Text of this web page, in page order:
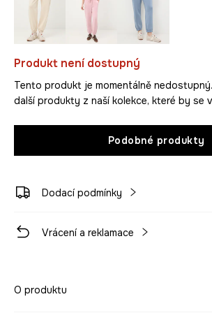
Produkt není dostupný
Tento produkt je momentálně
další produkty z naší kolekce, které by se
Podobné produkty
Dodací podmínky
Vrácení a reklamace
O produktu